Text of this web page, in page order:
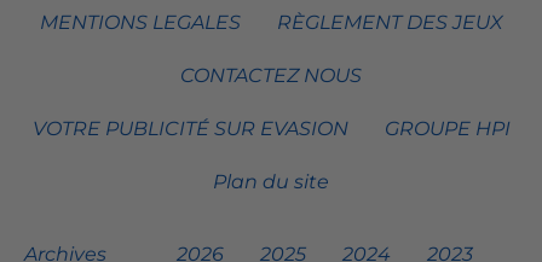
MENTIONS LEGALES RÈGLEMENT DES JEUX
CONTACTEZ NOUS
VOTRE PUBLICITÉ SUR EVASION GROUPE HPI
Plan du site
Archives 2026 2025 2024 2023